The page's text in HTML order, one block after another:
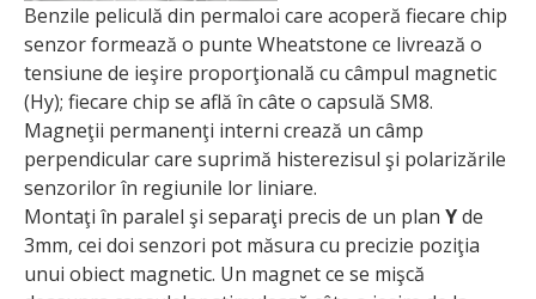
Benzile peliculă din permaloi care acoperă fiecare chip
senzor formează o punte Wheatstone ce livrează o
tensiune de ieşire proporţională cu câmpul magnetic
(Hy); fiecare chip se află în câte o capsulă SM8.
Magneţii permanenţi interni crează un câmp
perpendicular care suprimă histerezisul şi polarizările
senzorilor în regiunile lor liniare.
Montaţi în paralel şi separaţi precis de un plan Yde
3mm, cei doi senzori pot măsura cu precizie poziţia
unui obiect magnetic. Un magnet ce se mişcă